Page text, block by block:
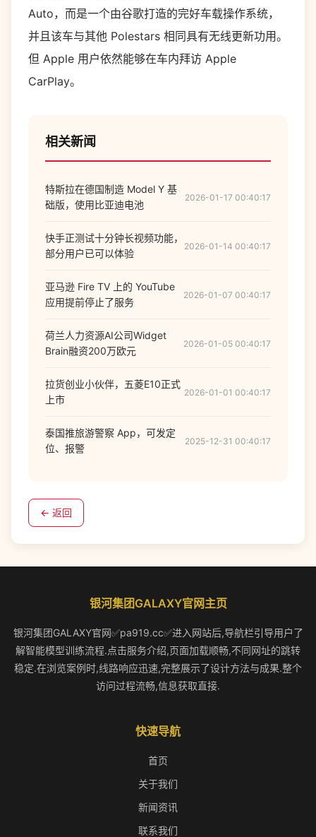
Auto，而是一个由谷歌打造的完好车载操作系统，
并且该车与其他 Polestars 相同具有无线更新功用。
但 Apple 用户依然能够在车内拜访 Apple
CarPlay。
相关新闻
特斯拉在德国制造 Model Y 基
础版，使用比亚迪电池
2026-01-17 00:40:17
快手正测试十分钟长视频功能，
部分用户已可以体验
2026-01-14 00:40:17
亚马逊 Fire TV 上的 YouTube
应用提前停止了服务
2026-01-07 00:40:17
荷兰人力资源AI公司Widget
Brain融资200万欧元
2026-01-05 00:40:17
拉货创业小伙伴，五菱E10正式
上市
2026-01-01 00:40:17
泰国推旅游警察 App，可发定
位、报警
2025-12-31 00:40:17
← 返回
银河集团GALAXY官网主页
银河集团GALAXY官网✅pa919.cc✅进入网站后,导航栏引导用户了
解智能模型训练流程.点击服务介绍,页面加载顺畅,不同网址的跳转
稳定.在浏览案例时,线路响应迅速,完整展示了设计方法与成果.整个
访问过程流畅,信息获取直接.
快速导航
首页
关于我们
新闻资讯
联系我们